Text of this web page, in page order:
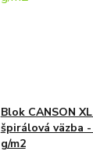
Blok CANSON
špirálová väzba
g/m2